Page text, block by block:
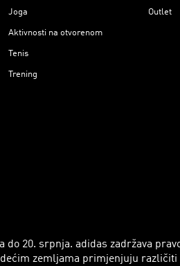
Joga
Aktivnosti na otvorenom
Tenis
Trening
Outlet
do 20. srpnja. adidas zadržava
zemljama primjenjuju